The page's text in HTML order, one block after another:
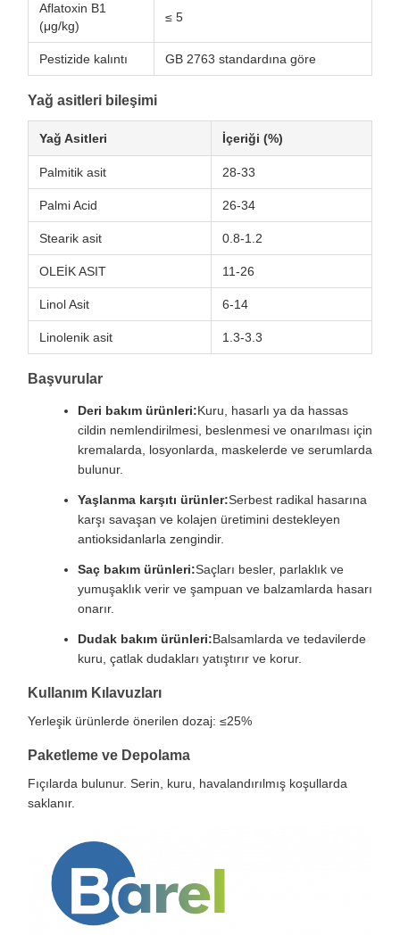
Aflatoxin B1
(μg/kg)
≤ 5
Pestizide kalıntı GB 2763 standardına göre
Yağ asitleri bileşimi
Yağ Asitleri İçeriği (%)
Palmitik asit 28-33
Palmi Acid 26-34
Stearik asit 0.8-1.2
OLEİK ASIT 11-26
Linol Asit 6-14
Linolenik asit 1.3-3.3
Başvurular
Deri bakım ürünleri:Kuru, hasarlı ya da hassas
cildin nemlendirilmesi, beslenmesi ve onarılması için
kremalarda, losyonlarda, maskelerde ve serumlarda
bulunur.
Yaşlanma karşıtı ürünler:Serbest radikal hasarına
karşı savaşan ve kolajen üretimini destekleyen
antioksidanlarla zengindir.
Saç bakım ürünleri:Saçları besler, parlaklık ve
yumuşaklık verir ve şampuan ve balzamlarda hasarı
onarır.
Dudak bakım ürünleri:Balsamlarda ve tedavilerde
kuru, çatlak dudakları yatıştırır ve korur.
Kullanım Kılavuzları
Yerleşik ürünlerde önerilen dozaj: ≤25%
Paketleme ve Depolama
Fıçılarda bulunur. Serin, kuru, havalandırılmış koşullarda
saklanır.